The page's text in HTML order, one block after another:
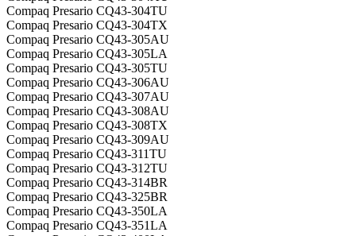
Compaq Presario CQ43-304TU
Compaq Presario CQ43-304TX
Compaq Presario CQ43-305AU
Compaq Presario CQ43-305LA
Compaq Presario CQ43-305TU
Compaq Presario CQ43-306AU
Compaq Presario CQ43-307AU
Compaq Presario CQ43-308AU
Compaq Presario CQ43-308TX
Compaq Presario CQ43-309AU
Compaq Presario CQ43-311TU
Compaq Presario CQ43-312TU
Compaq Presario CQ43-314BR
Compaq Presario CQ43-325BR
Compaq Presario CQ43-350LA
Compaq Presario CQ43-351LA